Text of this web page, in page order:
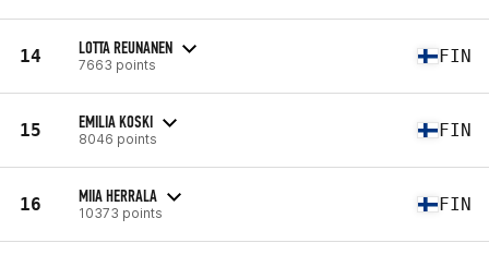
14 LOTTA REUNANEN
7663 points FIN
15 EMILIA KOSKI
8046 points FIN
16 MIIA HERRALA
10373 points FIN